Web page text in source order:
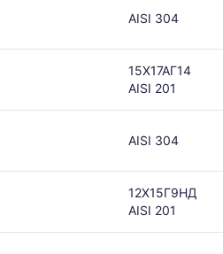
AISI 304
15Х17АГ14
AISI 201
AISI 304
12Х15Г9НД
AISI 201